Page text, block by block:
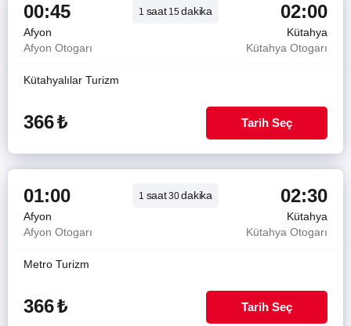
00:45 1 saat15dakika 02:00
Afyon
Kütahya
Afyon Otogarı
Kütahya Otogarı
Kütahyalılar Turizm
366₺ Tarih Seç
01:00 1 saat30dakika 02:30
Afyon
Kütahya
Afyon Otogarı
Kütahya Otogarı
Metro Turizm
366₺ Tarih Seç